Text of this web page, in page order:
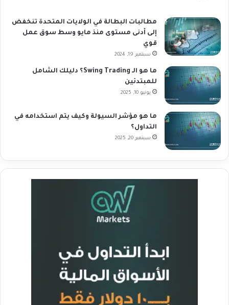
مطالبات البطالة في الولايات المتحدة تنخفض
إلى أدنى مستوى منذ مايو وسط سوق عمل
قوي
سبتمبر 19, 2024
ما هو الـ Swing Trading؟ دليلك الشامل
للمبتدئين
يونيو 10, 2025
ما هو مؤشر السيولة وكيف يتم استخدامه في
التداول؟
سبتمبر 20, 2025